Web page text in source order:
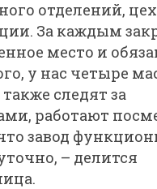
отделений,
За каждым
место и
у нас четыре
следят за
работают
завод
– делится